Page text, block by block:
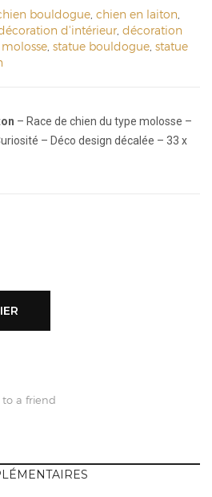
bouldogue chien en laiton
d'intérieur décoration
molosse statue bouldogue statue
– Race de chien du type molosse –
– Déco design décalée – 33 x
to a friend